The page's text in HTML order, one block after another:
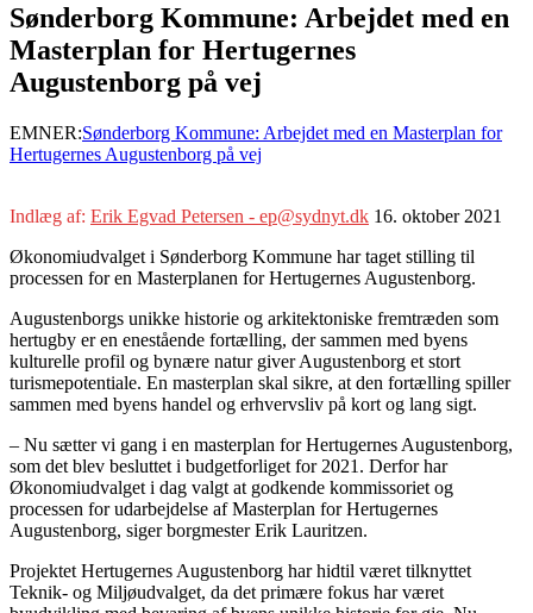
Sønderborg Kommune: Arbejdet med en
Masterplan for Hertugernes
Augustenborg på vej
EMNER:Sønderborg Kommune: Arbejdet med en Masterplan for
Hertugernes Augustenborg på vej
Indlæg af: Erik Egvad Petersen - ep@sydnyt.dk 16. oktober 2021
Økonomiudvalget i Sønderborg Kommune har taget stilling til
processen for en Masterplanen for Hertugernes Augustenborg.
Augustenborgs unikke historie og arkitektoniske fremtræden som
hertugby er en enestående fortælling, der sammen med byens
kulturelle profil og bynære natur giver Augustenborg et stort
turismepotentiale. En masterplan skal sikre, at den fortælling spiller
sammen med byens handel og erhvervsliv på kort og lang sigt.
– Nu sætter vi gang i en masterplan for Hertugernes Augustenborg,
som det blev besluttet i budgetforliget for 2021. Derfor har
Økonomiudvalget i dag valgt at godkende kommissoriet og
processen for udarbejdelse af Masterplan for Hertugernes
Augustenborg, siger borgmester Erik Lauritzen.
Projektet Hertugernes Augustenborg har hidtil været tilknyttet
Teknik- og Miljøudvalget, da det primære fokus har været